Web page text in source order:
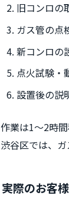
旧コンロの
ガス管の点
新コンロの
点火試験・
設置後の説
作業は1～2時
渋谷区では、
実際のお客